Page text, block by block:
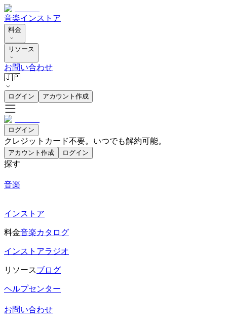
音楽インストア
料金
リソース
お問い合わせ
🇯🇵
ログイン アカウント作成
ログイン
クレジットカード不要。いつでも解約可能。
アカウント作成 ログイン
探す
音楽
インストア
料金音楽カタログ
インストアラジオ
リソースブログ
ヘルプセンター
お問い合わせ